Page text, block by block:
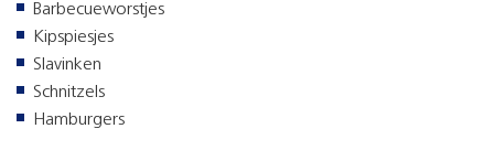
Barbecueworstjes
Kipspiesjes
Slavinken
Schnitzels
Hamburgers